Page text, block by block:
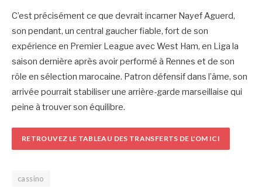
C’est précisément ce que devrait incarner Nayef Aguerd,
son pendant, un central gaucher fiable, fort de son
expérience en Premier League avec West Ham, en Liga la
saison dernière après avoir performé à Rennes et de son
rôle en sélection marocaine. Patron défensif dans l’âme, son
arrivée pourrait stabiliser une arrière-garde marseillaise qui
peine à trouver son équilibre.
RETROUVEZ LE TABLEAU DES TRANSFERTS DE L'OM ICI
cassino